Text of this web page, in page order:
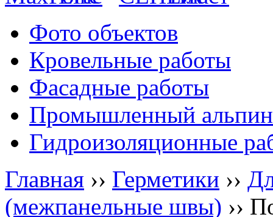
Фото объектов
Кровельные работы
Фасадные работы
Промышленный
Гидроизоляционные
Главная ›› Герметики ››
(межпанельные швы) ››